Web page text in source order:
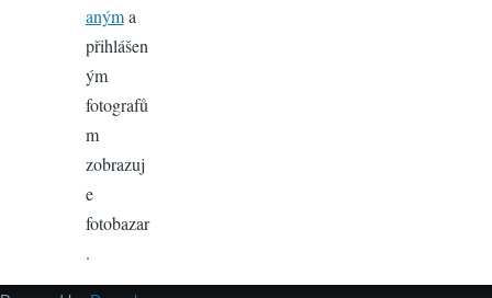
anýma
přihlášen
ým
fotografů
m
zobrazuj
e
fotobazar
.